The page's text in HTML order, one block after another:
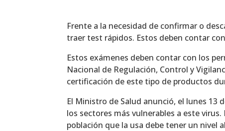
Frente a la necesidad de confirmar o
traer test rápidos. Estos deben contar
Estos exámenes deben contar con los
Nacional de Regulación, Control y
certificación de este tipo de productos
El Ministro de Salud anunció, el lunes 13
los sectores más vulnerables a este
población que la usa debe tener un nivel